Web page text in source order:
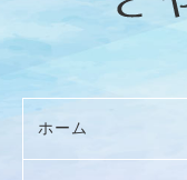
ホーム